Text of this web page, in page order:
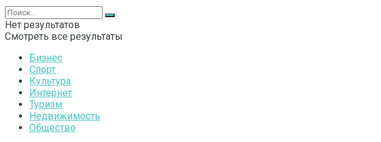
Нет результатов
Смотреть все результаты
Бизнес
Спорт
Культура
Интернет
Туризм
Недвижимость
Общество